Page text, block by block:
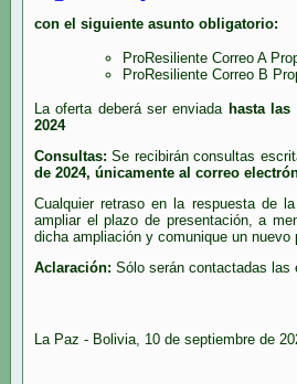
con el siguiente asunto obligatorio:
ProResiliente Correo A
ProResiliente Correo B
La oferta deberá ser enviada hasta
2024
Consultas:Se recibirán consultas
de 2024, únicamente al correo
Cualquier retraso en la respuesta de
ampliar el plazo de presentación, a
dicha ampliación y comunique un
Aclaración: Sólo serán contactadas las
La Paz - Bolivia, 10 de septiembre de